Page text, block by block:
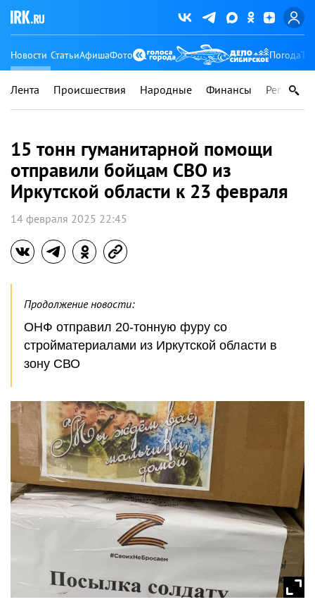
Новости СтатьиАфишаФото Погода
Лента Происшествия Народные Финансы Регионы
15 тонн гуманитарной помощи
отправили бойцам СВО из
Иркутской области к 23 февраля
14 февраля 2025 22:45
Продолжение новости:
ОНФ отправил 20-тонную фуру со
стройматериалами из Иркутской области в
зону СВО